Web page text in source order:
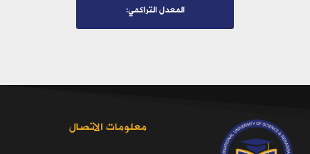
المعدل التراكمي:
معلومات الاتصال